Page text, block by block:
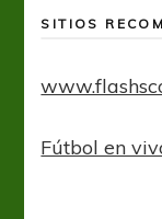
SITIOS
Fútbol en